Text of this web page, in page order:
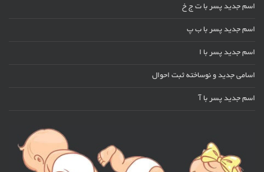
اسم جدید پسر با ت ج خ
اسم جدید پسر با ب پ
اسم جدید پسر با ا
اسامی جدید و نوساخته ثبت احوال
اسم جدید پسر با آ